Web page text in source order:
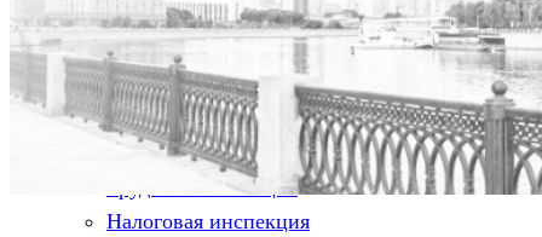
техническому осмотру
Законодательство в сфере транспорта
Отсутствие предрейсового медосмотра —
штрафы, судебная практика
Информация
Трудовая инспекция
Налоговая инспекция